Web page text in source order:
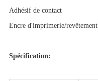
Adhésif de contact
Encre d'imprimerie/revêtement
Spécification: